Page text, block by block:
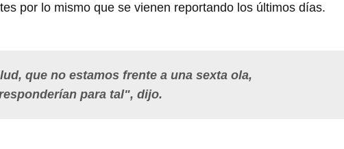
por lo mismo que se vienen reportando los últimos días.
que no estamos frente a una sexta ola,
para tal", dijo.